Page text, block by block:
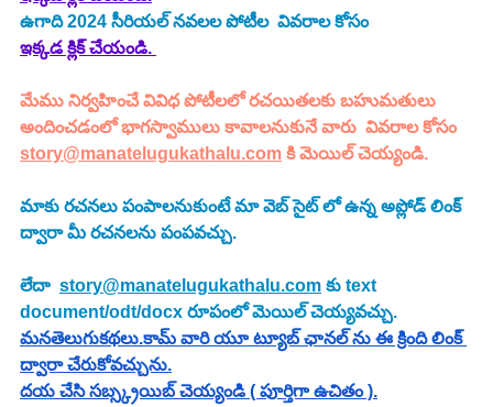
ఉగాది 2024 సీరియల్ నవలల పోటీల  వివరాల కోసం
ఇక్కడ క్లిక్ చేయండి.
మేము నిర్వహించే వివిధ పోటీలలో రచయితలకు బహుమతులు
అందించడంలో భాగస్వాములు కావాలనుకునే వారు  వివరాల కోసం
story@manatelugukathalu.com కి మెయిల్ చెయ్యండి.
మాకు రచనలు పంపాలనుకుంటే మా వెబ్ సైట్ లో ఉన్న అప్లోడ్ లింక్
ద్వారా మీ రచనలను పంపవచ్చు.
లేదా story@manatelugukathalu.com కు text
document/odt/docx రూపంలో మెయిల్ చెయ్యవచ్చు.
మనతెలుగుకథలు.కామ్ వారి యూ ట్యూబ్ ఛానల్ ను ఈ క్రింది లింక్
ద్వారా చేరుకోవచ్చును.
దయ చేసి సబ్స్క్రయిబ్ చెయ్యండి ( పూర్తిగా ఉచితం ).